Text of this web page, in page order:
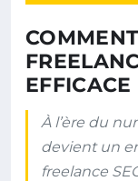
À l’ère du
devient un
freelance